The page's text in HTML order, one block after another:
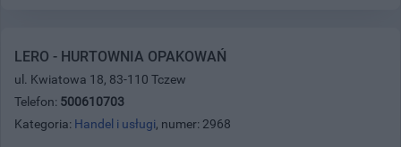
LERO - HURTOWNIA OPAKOWAŃ
ul. Kwiatowa 18, 83-110 Tczew
Telefon: 500610703
Kategoria: Handel i usługi, numer: 2968